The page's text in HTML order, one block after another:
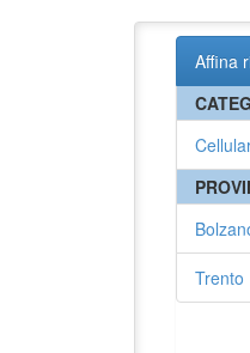
Affina
Trento